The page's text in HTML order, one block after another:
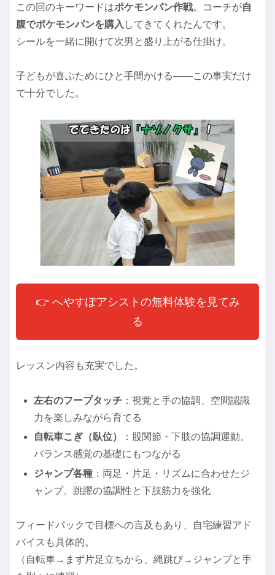
この回のキーワードはポケモンパン作戦。コーチが自
腹でポケモンパンを購入 してきてくれたんです。
シールを一緒に開けて次男と盛り上がる仕掛け。
子どもが喜ぶためにひと手間かける——この事実だけ
で十分でした。
👉 へやすぽアシストの無料体験を見てみ
る
レッスン内容も充実でした。
左右のフープタッチ ：視覚と手の協調、空間認識
力を楽しみながら育てる
自転車こぎ（臥位）
：股関節・下肢の協調運動。
バランス感覚の基礎にもつながる
ジャンプ各種 ：両足・片足・リズムに合わせたジ
ャンプ。跳躍の協調性と下肢筋力を強化
フィードバックで目標への言及もあり、自宅練習アド
バイスも具体的。
（自転車→まず片足立ちから、縄跳び→ジャンプと手